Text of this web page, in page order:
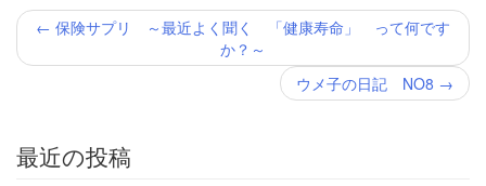
き
ま
す)
投
ナ
シ
ョ
← 保険サプリ ～最近よく聞く 「健康寿命」 って何です
か？～
ウメ子の日記 NO8 →
最近の投稿